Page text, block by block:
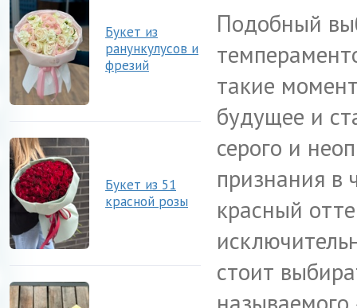
Букет из
ранункулусов и
фрезий
Букет из 51
красной розы
Подобный
такие
будущее и
серого и
признания в
красный
стоит